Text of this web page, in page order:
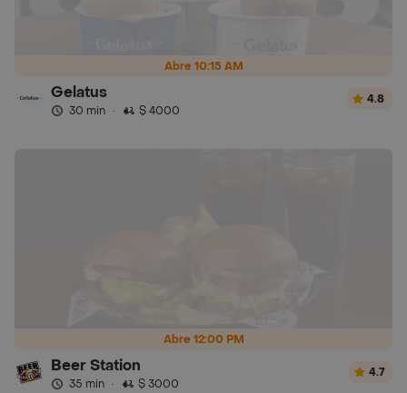
Abre 10:15 AM
Gelatus
30 min · $ 4000
4.8
Abre 12:00 PM
Beer Station
35 min · $ 3000
4.7